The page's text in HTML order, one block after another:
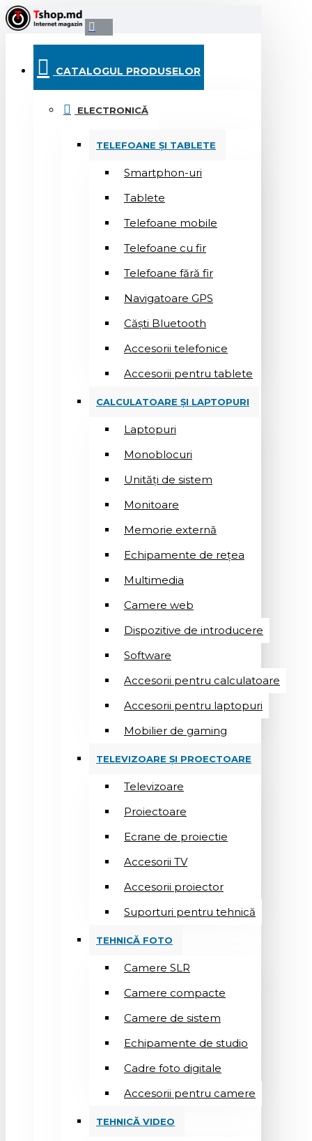
CATALOGUL PRODUSELOR
ELECTRONICĂ
TELEFOANE ȘI TABLETE
Smartphon-uri
Tablete
Telefoane mobile
Telefoane cu fir
Telefoane fără fir
Navigatoare GPS
Căști Bluetooth
Accesorii telefonice
Accesorii pentru tablete
CALCULATOARE ȘI LAPTOPURI
Laptopuri
Monoblocuri
Unități de sistem
Monitoare
Memorie externă
Echipamente de rețea
Multimedia
Camere web
Dispozitive de introducere
Software
Accesorii pentru calculatoare
Accesorii pentru laptopuri
Mobilier de gaming
TELEVIZOARE ȘI PROECTOARE
Televizoare
Proiectoare
Ecrane de proiectie
Accesorii TV
Accesorii proiector
Suporturi pentru tehnică
TEHNICĂ FOTO
Camere SLR
Camere compacte
Camere de sistem
Echipamente de studio
Cadre foto digitale
Accesorii pentru camere
TEHNICĂ VIDEO